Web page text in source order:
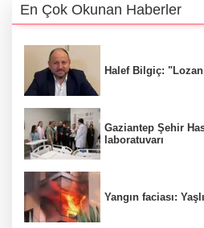
En Çok Okunan Haberler
Halef Bilgiç:
Gaziantep Şehir
laboratuvarı
Yangın faciası: